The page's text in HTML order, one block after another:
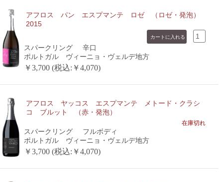
アフロス パン エスプマンテ ロゼ （ロゼ・発泡）
2015
スパークリング
辛口
ポルトガル ヴィーニョ・ヴェルデ地方
￥3,700 (税込:￥4,070)
アフロス ヤッコス エスプマンテ メトード・クラシ
コ ブルット （赤・発泡）
在庫切れ
スパークリング
フルボディ
ポルトガル ヴィーニョ・ヴェルデ地方
￥3,700 (税込:￥4,070)